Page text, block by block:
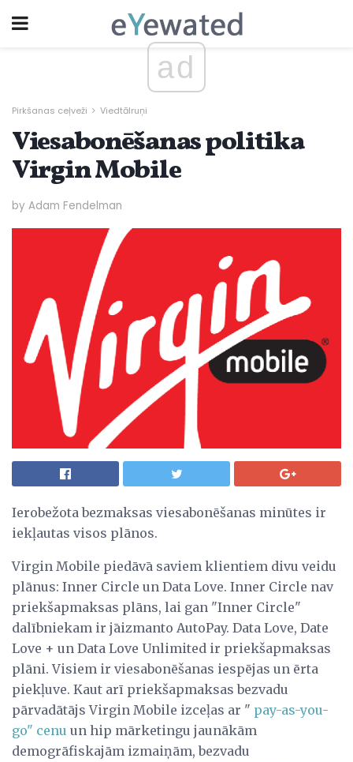
ad
Pirkšanas ceļveži Viedtālruņi
Viesabonēšanas politika
Virgin Mobile
by Adam Fendelman
Ierobežota bezmaksas viesabonēšanas minūtes ir
iekļautas visos plānos.
Virgin Mobile piedāvā saviem klientiem divu veidu
plānus: Inner Circle un Data Love. Inner Circle nav
priekšapmaksas plāns, lai gan "Inner Circle"
dalībniekam ir jāizmanto AutoPay. Data Love, Date
Love + un Data Love Unlimited ir priekšapmaksas
plāni. Visiem ir viesabonēšanas iespējas un ērta
piekļuve. Kaut arī priekšapmaksas bezvadu
pārvadātājs Virgin Mobile izceļas ar " pay-as-you-
go" cenu un hip mārketingu jaunākām
demogrāfiskajām izmaiņām, bezvadu